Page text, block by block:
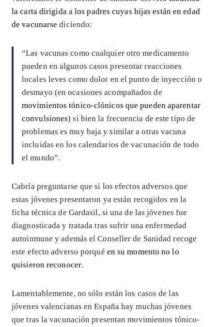
la carta dirigida a los padres cuyas hijas están en edad
de vacunarse diciendo:
“Las vacunas como cualquier otro medicamento
pueden en algunos casos presentar reacciones
locales leves como dolor en el punto de inyección o
desmayo (en ocasiones acompañados de
movimientos tónico-clónicos que pueden aparentar
convulsiones) si bien la frecuencia de este tipo de
problemas es muy baja y similar a otras vacuna
incluidas en los calendarios de vacunación de todo
el mundo”.
Cabría preguntarse que si los efectos adversos que
estas jóvenes presentaron ya están recogidos en la
ficha técnica de Gardasil, si una de las jóvenes fue
diagnosticada y tratada tras sufrir una enfermedad
autoinmune y además el Conseller de Sanidad recoge
este efecto adverso porqué en su momento no lo
quisieron reconocer.
Lamentablemente, no sólo están los casos de las
jóvenes valencianas en España hay muchas jóvenes
que tras la vacunación presentan movimientos tónico-